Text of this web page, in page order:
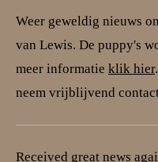
Weer geweldig nieuws
van Lewis. De puppy's
meer informatie klik hier
neem vrijblijvend
Received great news